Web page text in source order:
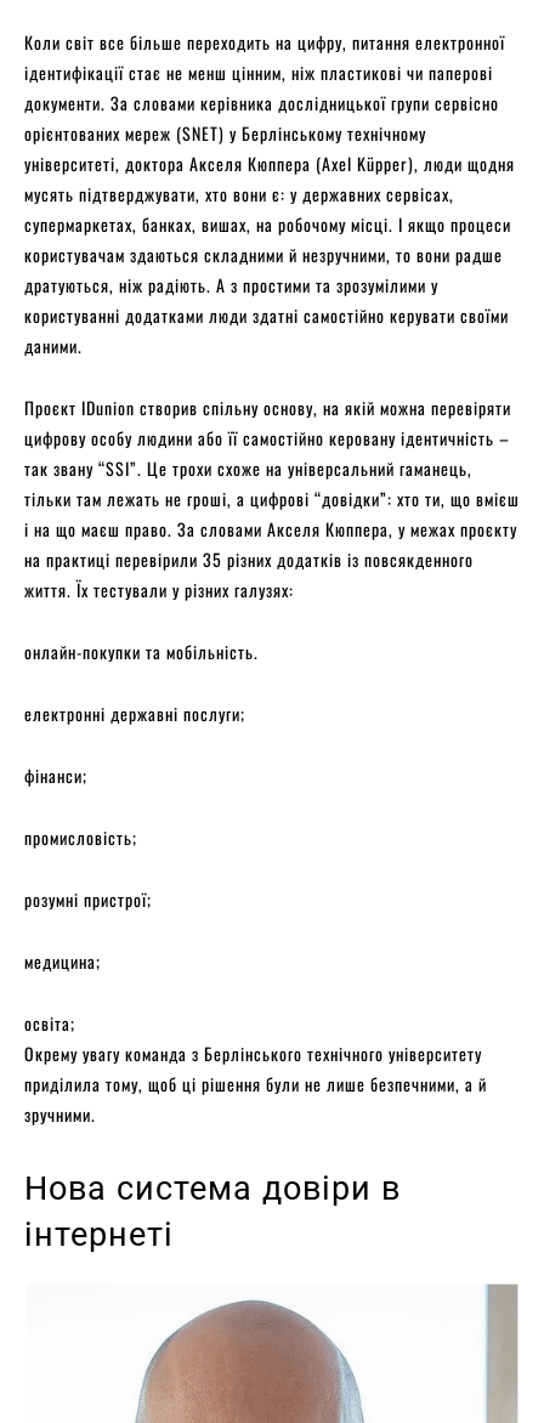
Коли світ все більше переходить на цифру, питання електронної
ідентифікації стає не менш цінним, ніж пластикові чи паперові
документи. За словами керівника дослідницької групи сервісно
орієнтованих мереж (SNET) у Берлінському технічному
університеті, доктора Акселя Кюппера (Axel Küpper), люди щодня
мусять підтверджувати, хто вони є: у державних сервісах,
супермаркетах, банках, вишах, на робочому місці. І якщо процеси
користувачам здаються складними й незручними, то вони радше
дратуються, ніж радіють. А з простими та зрозумілими у
користуванні додатками люди здатні самостійно керувати своїми
даними.
Проєкт IDunion створив спільну основу, на якій можна перевіряти
цифрову особу людини або її самостійно керовану ідентичність –
так звану “SSI”. Це трохи схоже на універсальний гаманець,
тільки там лежать не гроші, а цифрові “довідки”: хто ти, що вмієш
і на що маєш право. За словами Акселя Кюппера, у межах проєкту
на практиці перевірили 35 різних додатків із повсякденного
життя. Їх тестували у різних галузях:
онлайн-покупки та мобільність.
електронні державні послуги;
фінанси;
промисловість;
розумні пристрої;
медицина;
освіта;
Окрему увагу команда з Берлінського технічного університету
приділила тому, щоб ці рішення були не лише безпечними, а й
зручними.
Нова система довіри в
інтернеті